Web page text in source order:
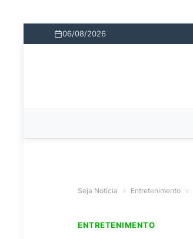
06/08/2026
Seja Notícia » Entretenimento »
ENTRETENIMENTO